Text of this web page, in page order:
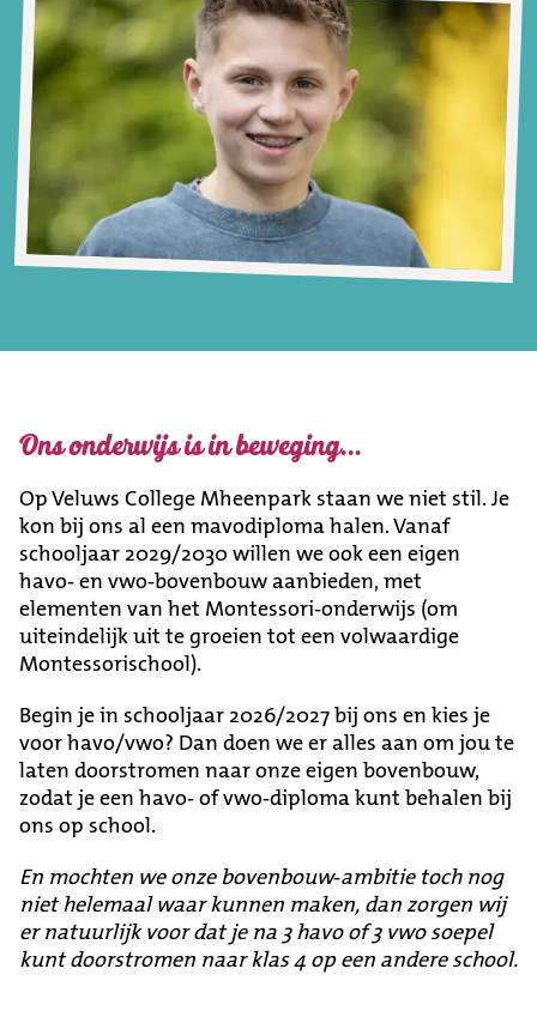
Ons onderwijs is in beweging...
Op Veluws College Mheenpark staan we niet stil. Je
kon bij ons al een mavodiploma halen. Vanaf
schooljaar 2029/2030 willen we ook een eigen
havo- en vwo-bovenbouw aanbieden, met
elementen van het Montessori-onderwijs (om
uiteindelijk uit te groeien tot een volwaardige
Montessorischool).
Begin je in schooljaar 2026/2027 bij ons en kies je
voor havo/vwo? Dan doen we er alles aan om jou te
laten doorstromen naar onze eigen bovenbouw,
zodat je een havo- of vwo-diploma kunt behalen bij
ons op school.
En mochten we onze bovenbouw-ambitie toch nog
niet helemaal waar kunnen maken, dan zorgen wij
er natuurlijk voor dat je na 3 havo of 3 vwo soepel
kunt doorstromen naar klas 4 op een andere school.